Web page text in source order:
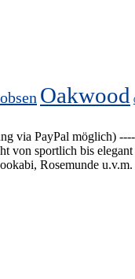
Oakwood
via PayPal möglich)
von sportlich bis
Rosemunde u.v.m.